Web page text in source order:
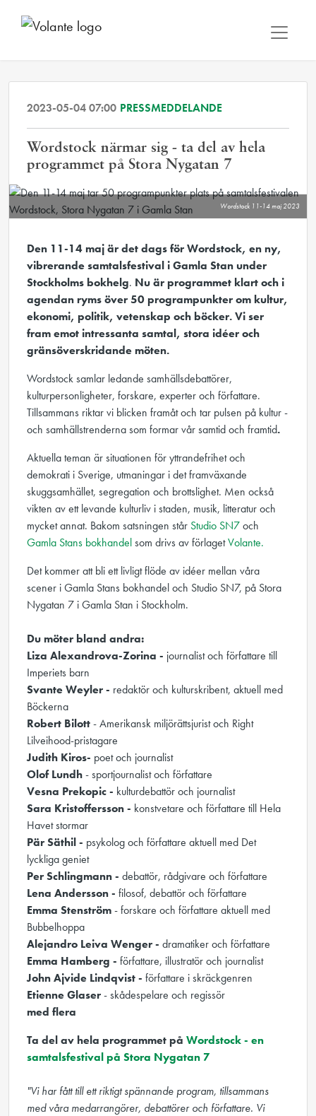
2023-05-04 07:00 PRESSMEDDELANDE
Wordstock närmar sig - ta del av hela
programmet på Stora Nygatan 7
Wordstock 11-14 maj 2023
Den 11-14 maj är det dags för Wordstock, en ny,
vibrerande samtalsfestival i Gamla Stan under
Stockholms bokhelg. Nu är programmet klart och i
agendan ryms över 50 programpunkter om kultur,
ekonomi, politik, vetenskap och böcker. Vi ser
fram emot intressanta samtal, stora idéer och
gränsöverskridande möten.
Wordstock samlar ledande samhällsdebattörer,
kulturpersonligheter, forskare, experter och författare.
Tillsammans riktar vi blicken framåt och tar pulsen på kultur -
och samhällstrenderna som formar vår samtid och framtid.
Aktuella teman är situationen för yttrandefrihet och
demokrati i Sverige, utmaningar i det framväxande
skuggsamhället, segregation och brottslighet. Men också
vikten av ett levande kulturliv i staden, musik, litteratur och
mycket annat. Bakom satsningen står Studio SN7och
Gamla Stans bokhandelsom drivs av förlagetVolante.
Det kommer att bli ett livligt flöde av idéer mellan våra
scener i Gamla Stans bokhandel och Studio SN7, på Stora
Nygatan 7 i Gamla Stan i Stockholm.
Du möter bland andra:
Liza Alexandrova-Zorina - journalist och författare till
Imperiets barn
Svante Weyler - redaktör och kulturskribent, aktuell med
Böckerna
Robert Bilott- Amerikansk miljörättsjurist och Right
Lilveihood-pristagare
Judith Kiros- poet och journalist
Olof Lundh- sportjournalist och författare
Vesna Prekopic - kulturdebattör och journalist
Sara Kristoffersson - konstvetare och författare till Hela
Havet stormar
Pär Säthil - psykolog och författare aktuell med Det
lyckliga geniet
Per Schlingmann - debattör, rådgivare och författare
Lena Andersson - filosof, debattör och författare
Emma Stenström- forskare och författare aktuell med
Bubbelhoppa
Alejandro Leiva Wenger - dramatiker och författare
Emma Hamberg - författare, illustratör och journalist
John Ajvide Lindqvist - författare i skräckgenren
Etienne Glaser- skådespelare och regissör
med flera
Ta del av hela programmet på Wordstock - en
samtalsfestival på Stora Nygatan 7
"Vi har fått till ett riktigt spännande program, tillsammans
med våra medarrangörer, debattörer och författare. Vi